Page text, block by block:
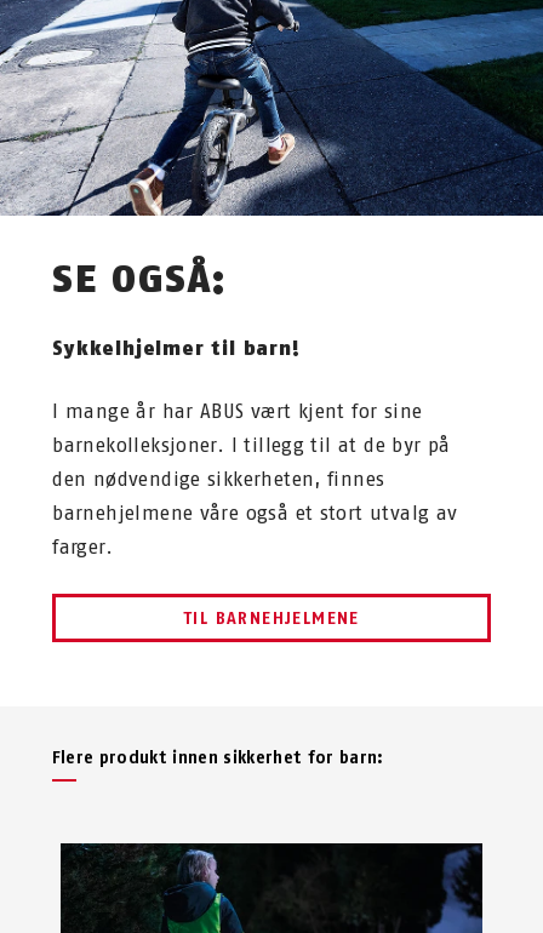
SE OGSÅ:
Sykkelhjelmer til barn!
I mange år har ABUS vært kjent for sine
barnekolleksjoner. I tillegg til at de byr på
den nødvendige sikkerheten, finnes
barnehjelmene våre også et stort utvalg av
farger.
TIL BARNEHJELMENE
Flere produkt innen sikkerhet for barn: